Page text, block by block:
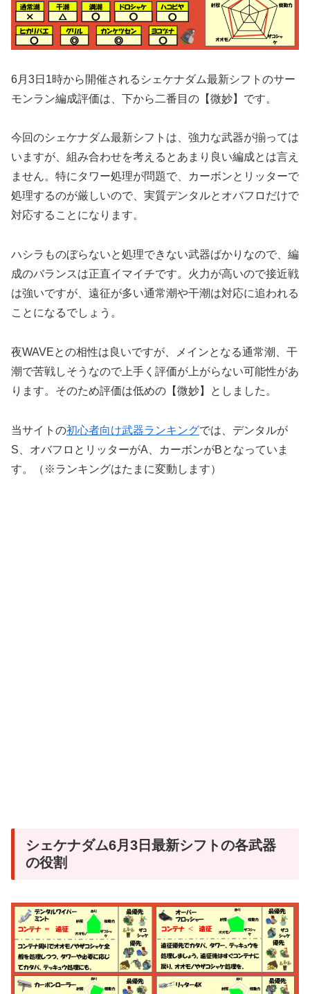
6月3日1時から開催されるシェケナダム最新シフトのサー
モンラン編成評価は、下から二番目の【微妙】です。
今回のシェケナダム最新シフトは、強力な武器が揃っては
いますが、組み合わせを考えるとあまり良い編成とは言え
ません。特にタワー処理が問題で、カーボンとリッターで
処理するのが厳しいので、実質デンタルとオバフロだけで
対応することになります。
ハシラものぼらないと処理できない武器ばかりなので、編
成のバランスは正直イマイチです。火力が高いので接近戦
は強いですが、遠征が多い通常潮や干潮は対応に追われる
ことになるでしょう。
夜WAVEとの相性は良いですが、メインとなる通常潮、干
潮で苦戦しそうなので上手く評価が上がらない可能性があ
ります。そのため評価は低めの【微妙】としました。
当サイトの初心者向け武器ランキングでは、デンタルが
S、オバフロとリッターがA、カーボンがBとなっていま
す。（※ランキングはたまに変動します）
シェケナダム6月3日最新シフトの各武器
の役割